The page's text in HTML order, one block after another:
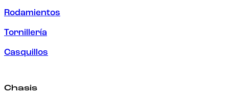
Rodamientos
Tornillería
Casquillos
Chasis